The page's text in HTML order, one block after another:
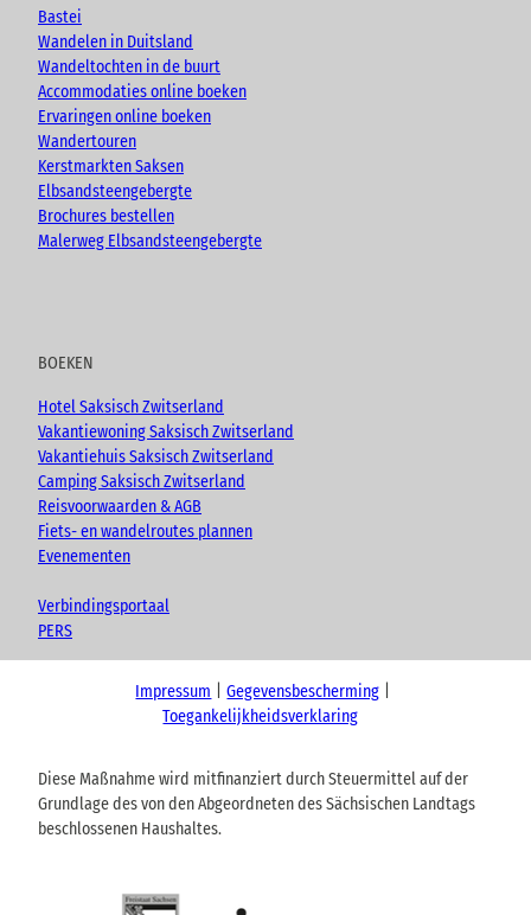
e
o
k
a
m
Bastei
Wandelen in Duitsland
Wandeltochten in de buurt
Accommodaties online boeken
Ervaringen online boeken
Wandertouren
Kerstmarkten Saksen
Elbsandsteengebergte
Brochures bestellen
Malerweg Elbsandsteengebergte
BOEKEN
Hotel Saksisch Zwitserland
Vakantiewoning Saksisch Zwitserland
Vakantiehuis Saksisch Zwitserland
Camping Saksisch Zwitserland
Reisvoorwaarden & AGB
Fiets- en wandelroutes plannen
Evenementen
Verbindingsportaal
PERS
Impressum
Gegevensbescherming
Toegankelijkheidsverklaring
Diese Maßnahme wird mitfinanziert durch Steuermittel auf der
Grundlage des von den Abgeordneten des Sächsischen Landtags
beschlossenen Haushaltes.